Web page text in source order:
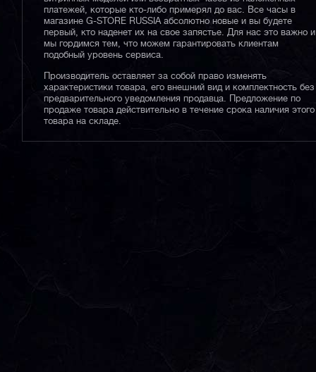
платежей, которые кто-либо примерял до вас. Все часы в
магазине G-STORE RUSSIA абсолютно новые и вы будете
первый, кто наденет их на свое запястье. Для нас это важно и
мы гордимся тем, что можем гарантировать клиентам
подобный уровень сервиса.
Производитель оставляет за собой право изменять
характеристики товара, его внешний вид и комплектность без
предварительного уведомления продавца. Предложение по
продаже товара действительно в течение срока наличия этого
товара на складе.